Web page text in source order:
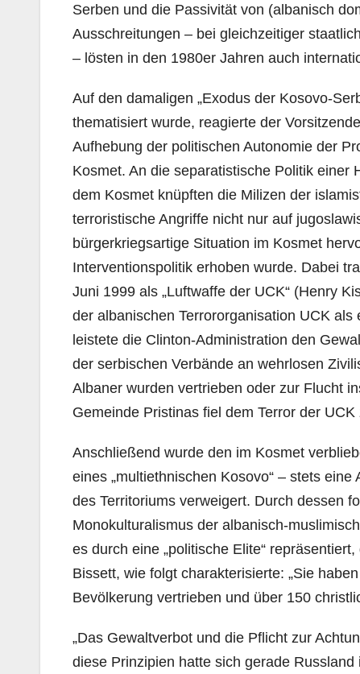
Serben und die Passivität von (albanisch
Ausschreitungen – bei gleichzeitiger
– lösten in den 1980er Jahren auch
Auf den damaligen „Exodus der Kosovo-
thematisiert wurde, reagierte der
Aufhebung der politischen Autonomie der
Kosmet. An die separatistische Politik einer
dem Kosmet knüpften die Milizen der
terroristische Angriffe nicht nur auf
bürgerkriegsartige Situation im Kosmet
Interventionspolitik erhoben wurde. Dabei
Juni 1999 als „Luftwaffe der UCK“ (Henry
der albanischen Terrororganisation UCK
leistete die Clinton-Administration den
der serbischen Verbände an wehrlosen
Albaner wurden vertrieben oder zur Flucht
Gemeinde Pristinas fiel dem Terror der UCK
Anschließend wurde den im Kosmet
eines „multiethnischen Kosovo“ – stets
des Territoriums verweigert. Durch dessen
Monokulturalismus der albanisch-
es durch eine „politische Elite“
Bissett, wie folgt charakterisierte: „Sie
Bevölkerung vertrieben und über 150
„Das Gewaltverbot und die Pflicht zur
diese Prinzipien hatte sich gerade